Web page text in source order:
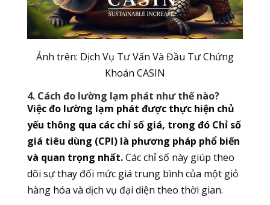
Ảnh trên: Dịch Vụ Tư Vấn Và Đầu Tư Chứng
Khoán CASIN
4. Cách đo lường lạm phát như thế nào?
Việc đo lường lạm phát được thực hiện chủ
yếu thông qua các chỉ số giá, trong đó Chỉ số
giá tiêu dùng (CPI) là phương pháp phổ biến
và quan trọng nhất.Các chỉ số này giúp theo
dõi sự thay đổi mức giá trung bình của một giỏ
hàng hóa và dịch vụ đại diện theo thời gian.